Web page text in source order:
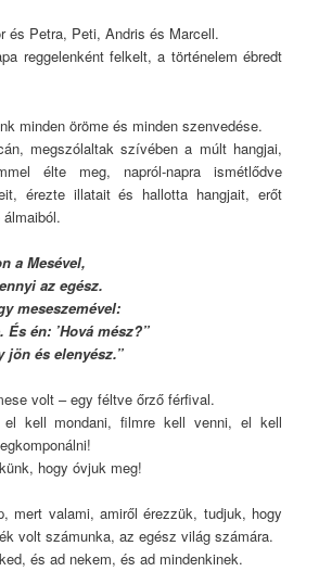
és Petra, Peti, Andris és Marcell.
reggelenként felkelt, a történelem ébredt
minden öröme és minden szenvedése.
megszólaltak szívében a múlt hangjai,
élte meg, napról-napra ismétlődve
érezte illatait és hallotta hangjait, erőt
a Mesével,
az egész.
meseszemével:
És én: ’Hová mész?”
jön és elenyész.”
volt – egy féltve őrző férfival.
kell mondani, filmre kell venni, el kell
hogy óvjuk meg!
mert valami, amiről érezzük, tudjuk, hogy
volt számunka, az egész világ számára.
és ad nekem, és ad mindenkinek.